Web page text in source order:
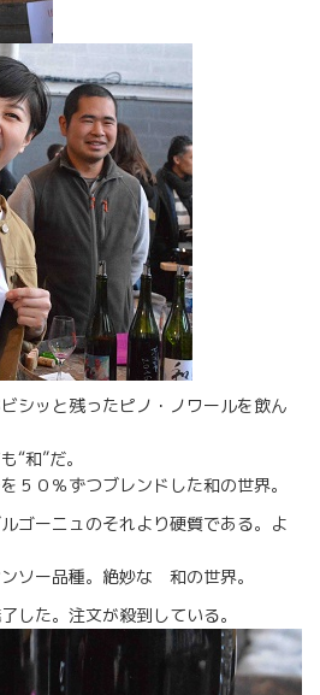
シッと残ったピノ・ノワールを飲ん
“和”だ。
５０％ずつブレンドした和の世界。
ゴーニュのそれより硬質である。よ
ソー品種。絶妙な 和の世界。
した。注文が殺到している。